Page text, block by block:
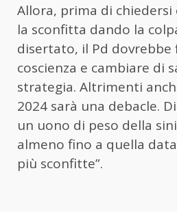
Allora, prima di
la sconfitta dando la
disertato, il Pd dovrebbe
coscienza e cambiare di
strategia. Altrimenti
2024 sarà una debacle.
un uono di peso della
almeno fino a quella
più sconfitte”.